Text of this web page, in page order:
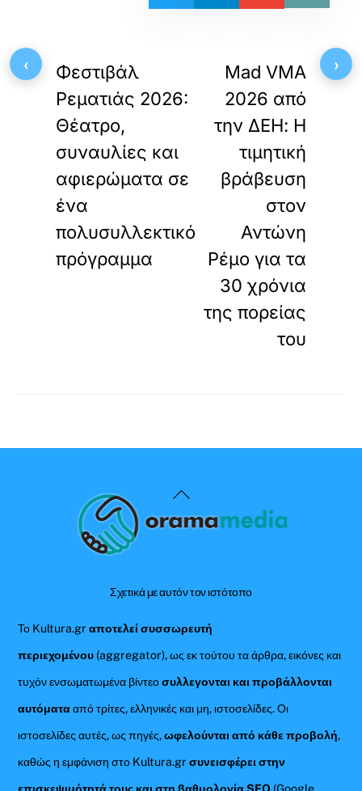
«
Φεστιβάλ
Ρεματιάς 2026:
Θέατρο,
συναυλίες και
αφιερώματα σε
ένα
πολυσυλλεκτικό
πρόγραμμα
»
Mad VMA
2026 από
την ΔΕΗ: Η
τιμητική
βράβευση
στον
Αντώνη
Ρέμο για τα
30 χρόνια
της πορείας
του
Back
To
Σχετικά με αυτόν τον ιστότοπο
Το Kultura.grαποτελεί συσσωρευτή
περιεχομένου (aggregator), ως εκ τούτου τα άρθρα, εικόνες και
τυχόν ενσωματωμένα βίντεοσυλλεγονται και προβάλλονται
αυτόματααπό τρίτες, ελληνικές και μη, ιστοσελίδες. Οι
ιστοσελίδες αυτές, ως πηγές,ωφελούνται από κάθε προβολή,
καθώς η εμφάνιση στο Kultura.gr συνεισφέρει στην
‹ ›